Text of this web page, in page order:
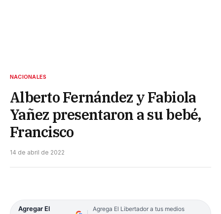
NACIONALES
Alberto Fernández y Fabiola
Yañez presentaron a su bebé,
Francisco
14 de abril de 2022
Agregar El
Agrega El Libertador a tus medios